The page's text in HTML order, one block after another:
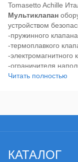
Tomasetto Achille
Мультиклапан
устройством
-пружинного
-термоплавкого
-электромагнитного
-ограничителя
-скоростного клапана
индикатор уровня
-Мультиклапан
Читать полностью
КАТАЛОГ